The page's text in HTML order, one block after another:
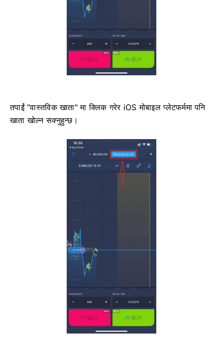
तपाईं "वास्तविक खाता" मा क्लिक गरेर iOS मोबाइल प्लेटफर्ममा पनि
खाता खोल्न सक्नुहुन्छ।